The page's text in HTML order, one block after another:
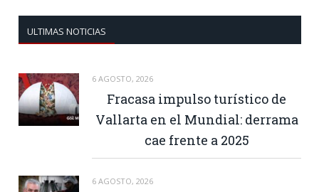
ULTIMAS NOTICIAS
6 AGOSTO, 2026
Fracasa impulso turístico de
Vallarta en el Mundial: derrama
cae frente a 2025
6 AGOSTO, 2026